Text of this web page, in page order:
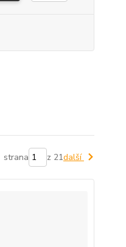
strana z 21další